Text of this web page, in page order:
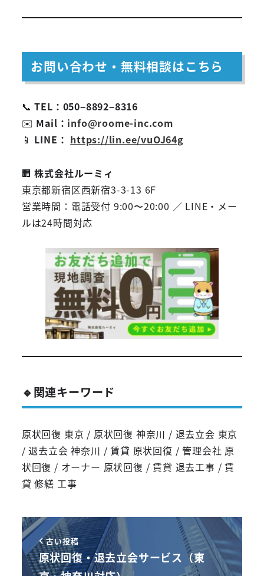
お問い合わせ・無料相談はこちら
📞TEL：050−8892−8316
✉️ Mail： info@roome-inc.com
📱 LINE： https://lin.ee/vuOJ64g
🏢株式会社ルーミィ
東京都新宿区西新宿3-3-13 6F
営業時間：電話受付 9:00〜20:00 ／ LINE・メー
ルは24時間対応
🔹関連キーワード
原状回復 東京 / 原状回復 神奈川 / 退去立会 東京
/ 退去立会 神奈川 / 賃貸 原状回復 / 管理会社 原
状回復 / オーナー 原状回復 / 賃貸 退去工事 / 賃
貸 修繕 工事
古い投稿
原状回復・退去立会サービス（東